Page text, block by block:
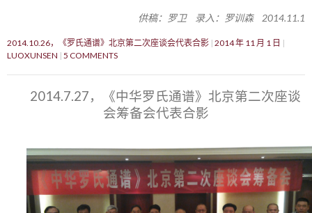
供稿：罗卫 录入：罗训森 2014.11.1
2014.10.26，《罗氏通谱》北京第二次座谈会代表合影 2014 年 11 月 1 日
LUOXUNSEN 5 COMMENTS
2014.7.27，《中华罗氏通谱》北京第二次座谈
会筹备会代表合影